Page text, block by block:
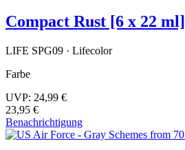
Compact Rust [6 x 22 ml]
LIFE SPG09 · Lifecolor
Farbe
UVP: 24,99 €
23,95 €
Benachrichtigung